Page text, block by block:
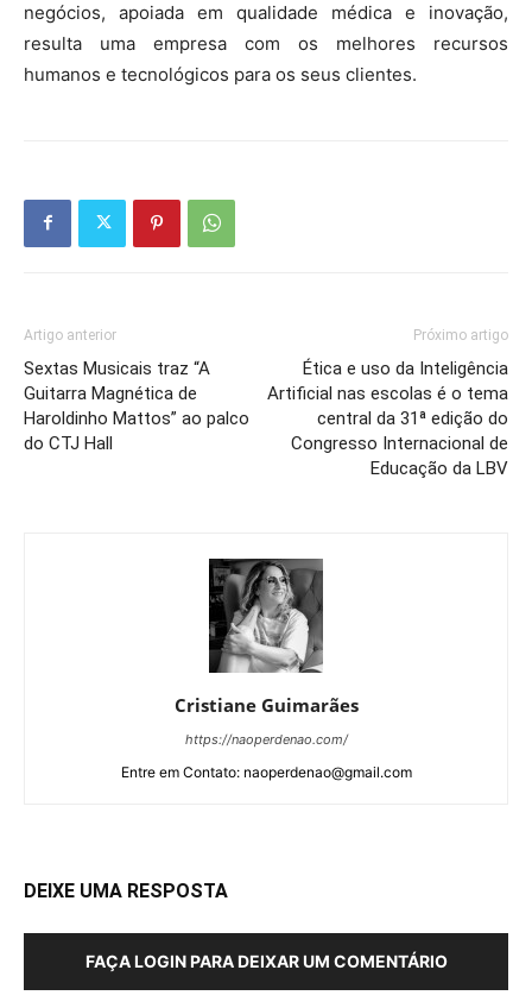
negócios, apoiada em qualidade médica e inovação,
resulta uma empresa com os melhores recursos
humanos e tecnológicos para os seus clientes.
Artigo anterior
Sextas Musicais traz “A
Guitarra Magnética de
Haroldinho Mattos” ao palco
do CTJ Hall
Próximo artigo
Ética e uso da Inteligência
Artificial nas escolas é o tema
central da 31ª edição do
Congresso Internacional de
Educação da LBV
Cristiane Guimarães
https://naoperdenao.com/
Entre em Contato: naoperdenao@gmail.com
DEIXE UMA RESPOSTA
FAÇA LOGIN PARA DEIXAR UM COMENTÁRIO